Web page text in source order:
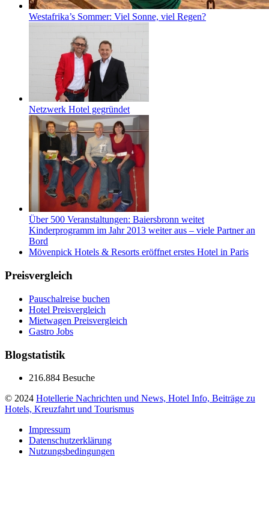
Westafrika’s Sommer: Viel Sonne, viel Regen?
Netzwerk Hotel gegründet
Über 500 Veranstaltungen: Baiersbronn weitet
Kinderprogramm im Jahr 2013 weiter aus – viele Partner an
Bord
Mövenpick Hotels & Resorts eröffnet erstes Hotel in Paris
Preisvergleich
Pauschalreise buchen
Hotel Preisvergleich
Mietwagen Preisvergleich
Gastro Jobs
Blogstatistik
216.884 Besuche
© 2024 Hotellerie Nachrichten und News, Hotel Info, Beiträge zu
Hotels, Kreuzfahrt und Tourismus
Impressum
Datenschutzerklärung
Nutzungsbedingungen